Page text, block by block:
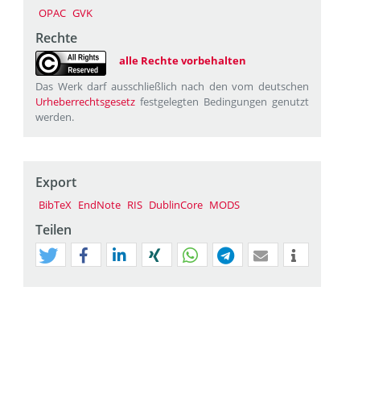
OPAC GVK
Rechte
alle Rechte vorbehalten
Das Werk darf ausschließlich nach den vom deutschen
Urheberrechtsgesetz festgelegten Bedingungen genutzt
werden.
Export
BibTeX EndNote RIS DublinCore MODS
Teilen